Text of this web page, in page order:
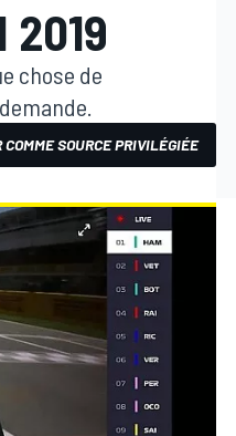
2019
chose de
SOURCE PRIVILÉGIÉE